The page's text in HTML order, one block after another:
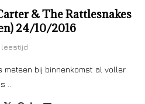
& The Rattlesnakes
24/10/2016
leestijd
meteen bij binnenkomst al voller
…